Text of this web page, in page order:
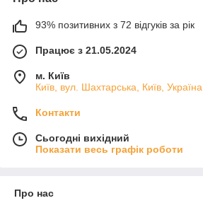
93% позитивних з 72 відгуків за рік
Працює з 21.05.2024
м. Київ
Київ, вул. Шахтарська, Київ, Україна
Контакти
Сьогодні вихідний
Показати весь графік роботи
Про нас